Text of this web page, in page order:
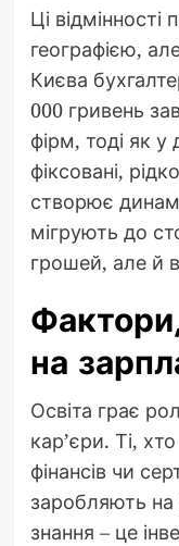
Ці
географією,
Києва
000 гривень
фірм, тоді як
фіксовані,
створює
мігрують до
грошей, але й
на
Освіта грає
кар’єри. Ті,
фінансів чи
заробляють на
знання – це